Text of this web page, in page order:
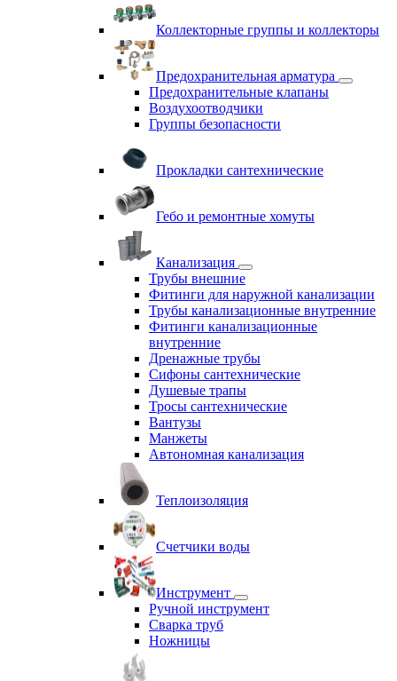
Коллекторные группы и коллекторы
Предохранительная арматура
Предохранительные клапаны
Воздухоотводчики
Группы безопасности
Прокладки сантехнические
Гебо и ремонтные хомуты
Канализация
Трубы внешние
Фитинги для наружной канализации
Трубы канализационные внутренние
Фитинги канализационные
внутренние
Дренажные трубы
Сифоны сантехнические
Душевые трапы
Тросы сантехнические
Вантузы
Манжеты
Автономная канализация
Теплоизоляция
Счетчики воды
Инструмент
Ручной инструмент
Сварка труб
Ножницы